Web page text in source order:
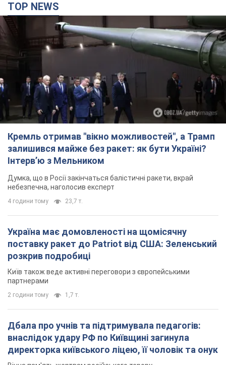
TOP NEWS
Кремль отримав "вікно можливостей", а Трамп
залишився майже без ракет: як бути Україні?
Інтерв’ю з Мельником
Думка, що в Росії закінчаться балістичні ракети, вкрай
небезпечна, наголосив експерт
4 години тому 23,7 т.
Україна має домовленості на щомісячну
поставку ракет до Patriot від США: Зеленський
розкрив подробиці
Київ також веде активні переговори з європейськими
партнерами
2 години тому 1,7 т.
Дбала про учнів та підтримувала педагогів:
внаслідок удару РФ по Київщині загинула
директорка київського ліцею, її чоловік та онук